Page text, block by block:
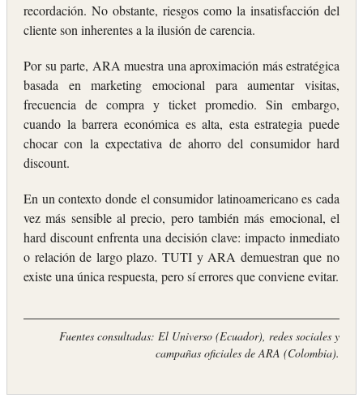
recordación. No obstante, riesgos como la insatisfacción del
cliente son inherentes a la ilusión de carencia.
Por su parte, ARA muestra una aproximación más estratégica
basada en marketing emocional para aumentar visitas,
frecuencia de compra y ticket promedio. Sin embargo,
cuando la barrera económica es alta, esta estrategia puede
chocar con la expectativa de ahorro del consumidor hard
discount.
En un contexto donde el consumidor latinoamericano es cada
vez más sensible al precio, pero también más emocional, el
hard discount enfrenta una decisión clave: impacto inmediato
o relación de largo plazo. TUTI y ARA demuestran que no
existe una única respuesta, pero sí errores que conviene evitar.
Fuentes consultadas: El Universo (Ecuador), redes sociales y
campañas oficiales de ARA (Colombia).